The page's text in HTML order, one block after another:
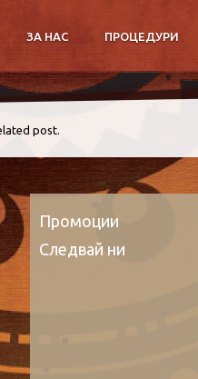
ЗА НАС ПРОЦЕДУРИ
post.
Промоции
Следвай ни